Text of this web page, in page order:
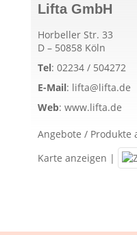
Lifta GmbH
Horbeller Str. 33
D – 50858 Köln
Tel: 02234 / 504272
E-Mail: lifta@lifta.de
Web: www.lifta.de
Angebote / Produkte
Karte anzeigen |